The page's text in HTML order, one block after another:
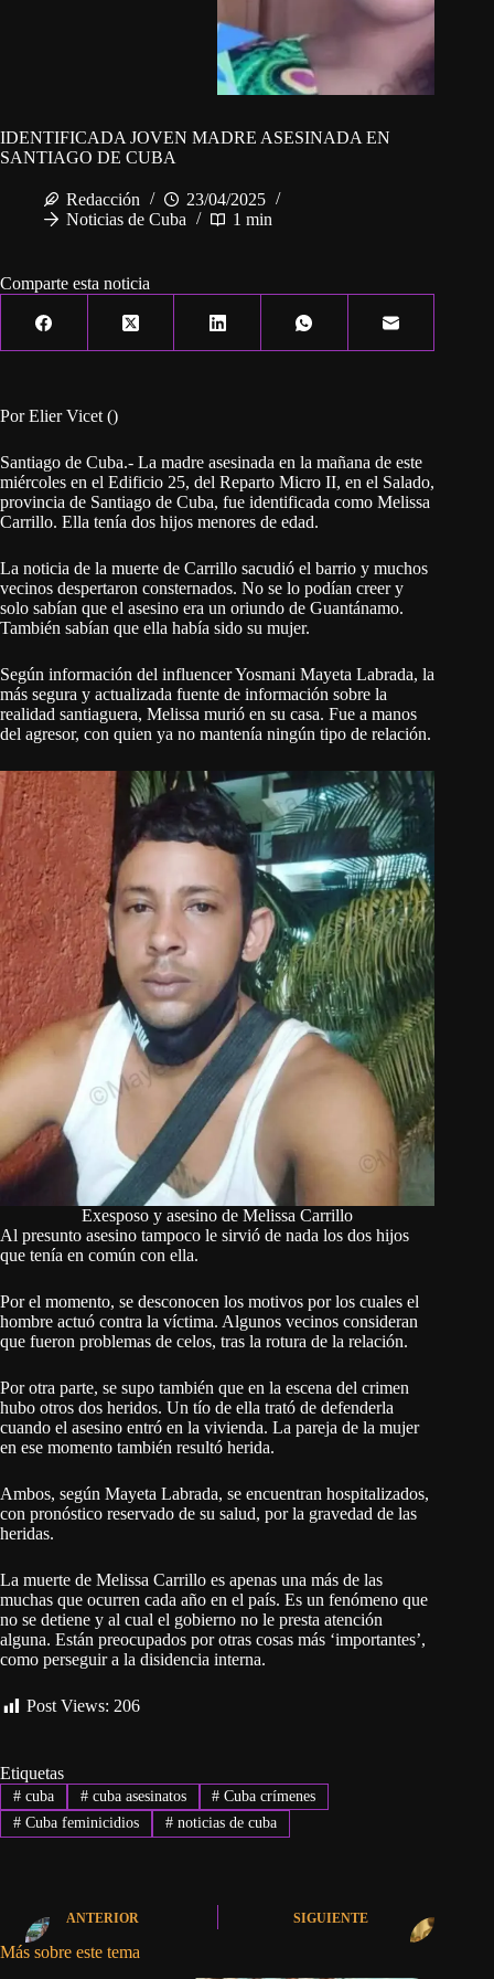
IDENTIFICADA JOVEN MADRE ASESINADA EN
SANTIAGO DE CUBA
Redacción
23/04/2025
Noticias de Cuba
1 min
Comparte esta noticia
Por Elier Vicet ()
Santiago de Cuba.- La madre asesinada en la mañana de este
miércoles en el Edificio 25, del Reparto Micro II, en el Salado,
provincia de Santiago de Cuba, fue identificada como Melissa
Carrillo. Ella tenía dos hijos menores de edad.
La noticia de la muerte de Carrillo sacudió el barrio y muchos
vecinos despertaron consternados. No se lo podían creer y
solo sabían que el asesino era un oriundo de Guantánamo.
También sabían que ella había sido su mujer.
Según información del influencer Yosmani Mayeta Labrada, la
más segura y actualizada fuente de información sobre la
realidad santiaguera, Melissa murió en su casa. Fue a manos
del agresor, con quien ya no mantenía ningún tipo de relación.
Exesposo y asesino de Melissa Carrillo
Al presunto asesino tampoco le sirvió de nada los dos hijos
que tenía en común con ella.
Por el momento, se desconocen los motivos por los cuales el
hombre actuó contra la víctima. Algunos vecinos consideran
que fueron problemas de celos, tras la rotura de la relación.
Por otra parte, se supo también que en la escena del crimen
hubo otros dos heridos. Un tío de ella trató de defenderla
cuando el asesino entró en la vivienda. La pareja de la mujer
en ese momento también resultó herida.
Ambos, según Mayeta Labrada, se encuentran hospitalizados,
con pronóstico reservado de su salud, por la gravedad de las
heridas.
La muerte de Melissa Carrillo es apenas una más de las
muchas que ocurren cada año en el país. Es un fenómeno que
no se detiene y al cual el gobierno no le presta atención
alguna. Están preocupados por otras cosas más ‘importantes’,
como perseguir a la disidencia interna.
Post Views: 206
Etiquetas
#cuba #cuba asesinatos # Cuba crímenes
#Cuba feminicidios #noticias de cuba
ANTERIOR SIGUIENTE
Más sobre este tema